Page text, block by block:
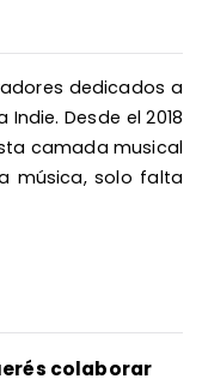
dedicados a
Desde el 2018
camada musical
música, solo falta
colaborar